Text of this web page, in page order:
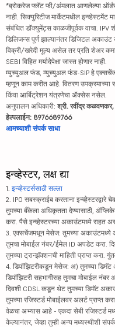
*ब्रोकरेज फ्लॅट फी/अंमलात आणलेल्या
नाही. सिक्युरिटीज मार्केटमधील इन्व्हेस्टमेंट
संबंधित डॉक्युमेंट्स काळजीपूर्वक वाचा. IPV
डिलिजन्स पूर्ण झाल्यानंतर डिजिटल
विक्री/खरेदी मूल्य असेल तर प्रति शेअर
SEBI विहित मर्यादेपेक्षा जास्त होणार नाही.
म्युच्युअल फंड, म्युच्युअल फंड-SIP हे
म्हणून काम करीत आहे. वितरण उपक्रमाच्या
किंवा आर्बिट्रेशन यंत्रणेचा ॲक्सेस नसेल.
अनुपालन अधिकारी: श्री. रवींद्र
हेल्पलाईन: 8976689766
आमच्याशी संपर्क साधा
इन्व्हेस्टर, लक्ष द्या
1. इन्व्हेस्टर्ससाठी सल्ला
2. IPO सबस्क्राईब करताना इन्व्हेस्टरद्वारे
तुमच्या बँकेला अधिकृतता देण्यासाठी,
करा. पैसे इन्व्हेस्टरच्या अकाउंटमध्ये राहत
3. एक्सचेंजमधून मेसेज: तुमच्या अकाउंटमध्ये
तुमचा मोबाईल नंबर/ईमेल ID अपडेट करा.
तुमच्या ट्रान्झॅक्शनची माहिती प्राप्त करा.
4. डिपॉझिटरीकडून मेसेज: अ) तुमच्या
डिपॉझिटरी सहभागीसह तुमचा मोबाईल नंबर
दिवशी CDSL कडून थेट तुमच्या डिमॅट
तुमच्या रजिस्टर्ड मोबाईलवर अलर्ट प्राप्त
वेळचा अभ्यास आहे - एकदा सेबी रजिस्टर्ड
केल्यानंतर, जेव्हा तुम्ही अन्य मध्यस्थीशी